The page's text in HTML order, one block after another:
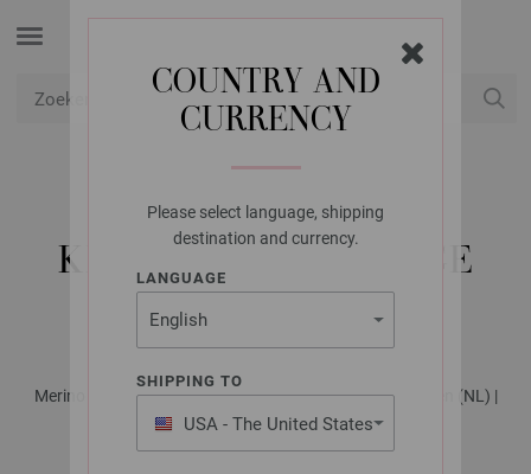
COUNTRY AND
CURRENCY
Please select language, shipping
destination and currency.
LANGUAGE
SHIPPING TO
USA - The United States
of America
LANA GROSSA
KINDERMUTS VINTAGE
CHUNKY
Merino Edition No. 4 - Tijdschrift (DE) + Breibeschrijvingen (NL) |
Patroon 38